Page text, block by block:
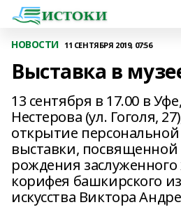
НОВОСТИ 11 СЕНТЯБРЯ 2019, 07:56
Выставка в
13 сентября в 17.00 в
Нестерова (ул. Гоголя,
открытие
выставки, посвященной
рождения
корифея башкирского
искусства Виктора